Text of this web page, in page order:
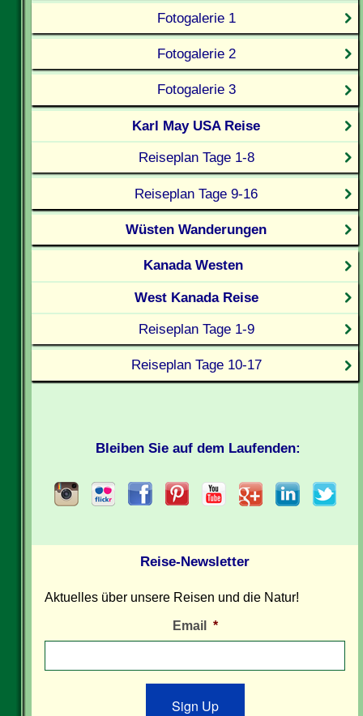
Fotogalerie 1
Fotogalerie 2
Fotogalerie 3
Karl May USA Reise
Reiseplan Tage 1-8
Reiseplan Tage 9-16
Wüsten Wanderungen
Kanada Westen
West Kanada Reise
Reiseplan Tage 1-9
Reiseplan Tage 10-17
Bleiben Sie auf dem Laufenden:
Reise-Newsletter
Aktuelles über unsere Reisen und die Natur!
Email *
Sign Up